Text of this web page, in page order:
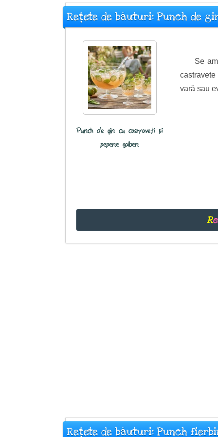
Rețete de băuturi: Punch de
Punch de gin cu castraveți și
pepene galben
Se
vară sau
Re
Rețete de băuturi: Punch